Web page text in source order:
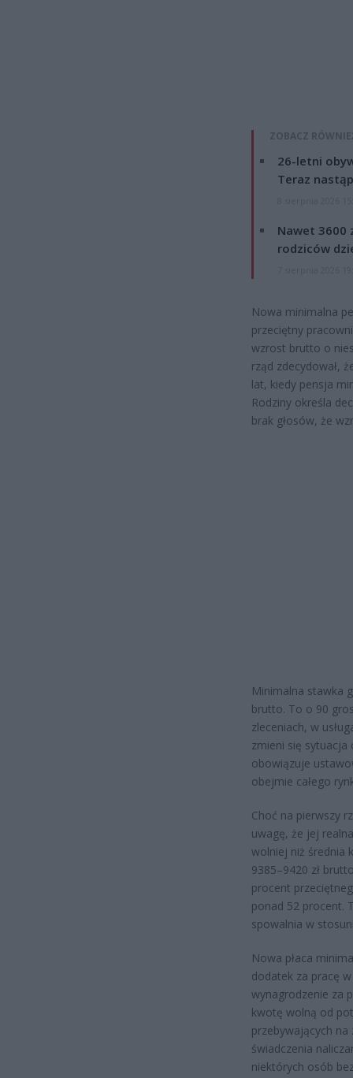
ZOBACZ
26-letni
Teraz
Nawet 3600
rodziców
Nowa minimalna
przeciętny
wzrost brutto o
rząd zdecydował,
lat, kiedy pensja
Rodziny określa
brak głosów, że
Minimalna stawka
brutto. To o 90
zleceniach, w
zmieni się sytuacja
obowiązuje
obejmie całego
Choć na pierwszy
uwagę, że jej
wolniej niż średnia
9385–9420 zł
procent
ponad 52 procent.
spowalnia w
Nowa płaca
dodatek za pracę
wynagrodzenie za
kwotę wolną od
przebywających
świadczenia
niektórych osób